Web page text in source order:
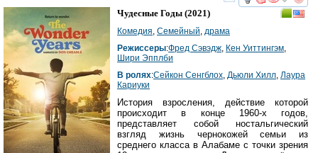
смотреть
Чудесные Годы (2021)
Комедия, Семейный, драма
Режиссеры:Фред Сэвэдж, Кен Уиттингэм,
Шири Эпплби
В ролях:Сейкон Сенгблох, Дьюли Хилл, Лаура
Кариуки
История взросления, действие которой
происходит в конце 1960-х годов,
представляет собой ностальгический
взгляд жизнь чернокожей семьи из
среднего класса в Алабаме с точки зрения